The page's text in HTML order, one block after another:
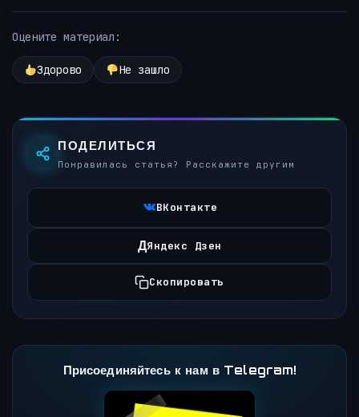
Оцените материал:
Здорово Не зашло
ПОДЕЛИТЬСЯ
Понравилась статья? Расскажите другим
ВКонтакте
ДЯндекс Дзен
Скопировать
Присоединяйтесь к нам в Telegram!